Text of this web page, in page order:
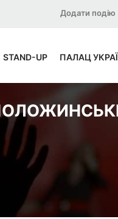
Додати подію
STAND-UP ПАЛАЦ